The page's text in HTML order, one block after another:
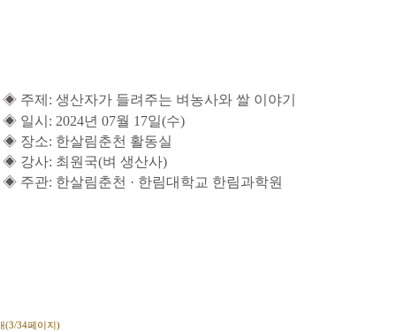
◈ 주제 : 생산자가 들려주는 벼농사와 쌀 이야기
◈ 일시: 2024년 07월 17일(수)
◈ 장소: 한살림춘천 활동실
◈ 강사: 최원국(벼 생산사)
◈ 주관: 한살림춘천 · 한림대학교 한림과학원
(3/34페이지)